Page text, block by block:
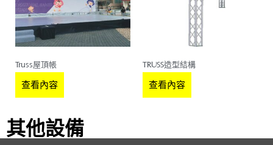
Truss屋頂帳
查看內容
TRUSS造型結構
查看內容
其他設備